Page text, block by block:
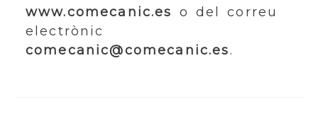
www.comecanic.es o del correu
electrònic
comecanic@comecanic.es.